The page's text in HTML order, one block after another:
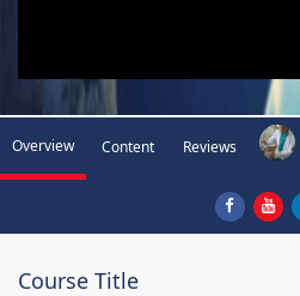
Overview Content Reviews
Course Title